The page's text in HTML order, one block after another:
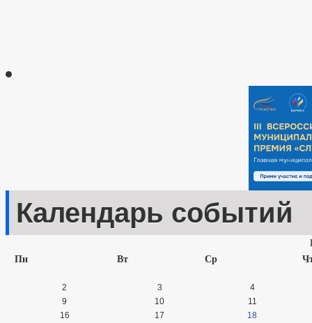
Календарь событий
Пн
Вт Ср
2 3
4
9
10
11
16
17
18